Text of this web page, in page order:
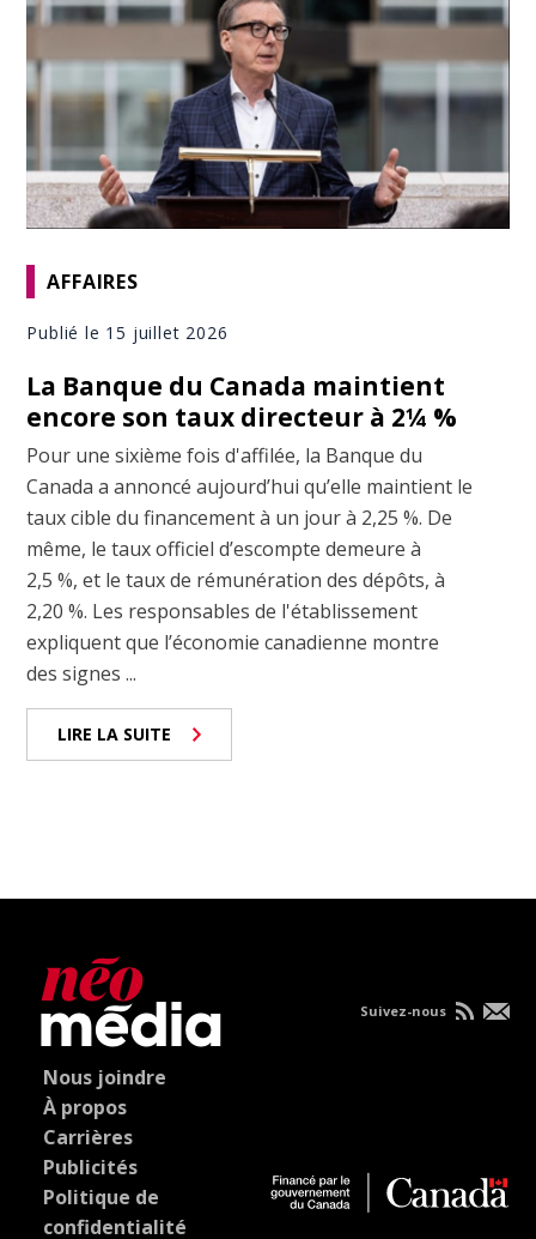
AFFAIRES
Publié le 15 juillet 2026
La Banque du Canada maintient
encore son taux directeur à 2¼ %
Pour une sixième fois d'affilée, la Banque du
Canada a annoncé aujourd’hui qu’elle maintient le
taux cible du financement à un jour à 2,25 %. De
même, le taux officiel d’escompte demeure à
2,5 %, et le taux de rémunération des dépôts, à
2,20 %. Les responsables de l'établissement
expliquent que l’économie canadienne montre
des signes ...
LIRE LA SUITE
Nous joindre
À propos
Carrières
Publicités
Politique de
confidentialité
Suivez-nous